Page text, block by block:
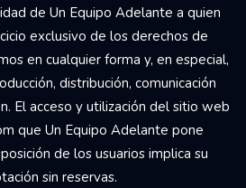
de Un Equipo Adelante a quien
exclusivo de los derechos de
en cualquier forma y, en especial,
distribución, comunicación
El acceso y utilización del sitio web
que Un Equipo Adelante pone
de los usuarios implica su
sin reservas.